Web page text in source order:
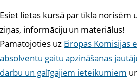
Esiet lietas kursā par tīkla norisēm
ziņas, informāciju un materiālus!
Pamatojoties uz Eiropas Komisijas
absolventu gaitu apzināšanas
darbu un galīgajiem ieteikumiem